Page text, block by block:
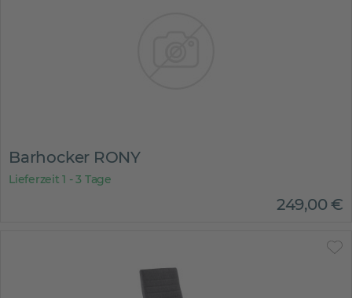
Barhocker RONY
Lieferzeit 1 - 3 Tage
249,00€